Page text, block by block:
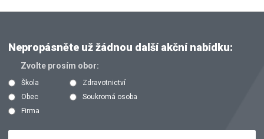
Nepropásněte už žádnou další akční nabídku:
Zvolte prosím obor:
Škola
Zdravotnictví
Obec
Soukromá osoba
Firma